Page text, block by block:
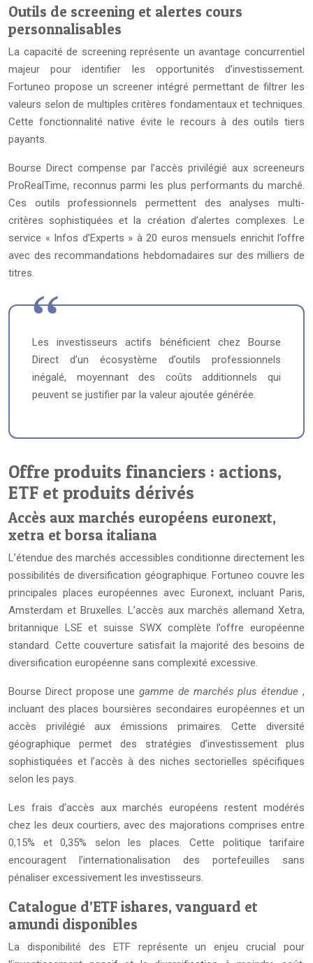
Outils de screening et alertes cours
personnalisables
La capacité de screening représente un avantage concurrentiel
majeur pour identifier les opportunités d’investissement.
Fortuneo propose un screener intégré permettant de filtrer les
valeurs selon de multiples critères fondamentaux et techniques.
Cette fonctionnalité native évite le recours à des outils tiers
payants.
Bourse Direct compense par l’accès privilégié aux screeneurs
ProRealTime, reconnus parmi les plus performants du marché.
Ces outils professionnels permettent des analyses multi-
critères sophistiquées et la création d’alertes complexes. Le
service « Infos d’Experts » à 20 euros mensuels enrichit l’offre
avec des recommandations hebdomadaires sur des milliers de
titres.
Les investisseurs actifs bénéficient chez Bourse
Direct d’un écosystème d’outils professionnels
inégalé, moyennant des coûts additionnels qui
peuvent se justifier par la valeur ajoutée générée.
Offre produits financiers : actions,
ETF et produits dérivés
Accès aux marchés européens euronext,
xetra et borsa italiana
L’étendue des marchés accessibles conditionne directement les
possibilités de diversification géographique. Fortuneo couvre les
principales places européennes avec Euronext, incluant Paris,
Amsterdam et Bruxelles. L’accès aux marchés allemand Xetra,
britannique LSE et suisse SWX complète l’offre européenne
standard. Cette couverture satisfait la majorité des besoins de
diversification européenne sans complexité excessive.
Bourse Direct propose unegamme de marchés plus étendue,
incluant des places boursières secondaires européennes et un
accès privilégié aux émissions primaires. Cette diversité
géographique permet des stratégies d’investissement plus
sophistiquées et l’accès à des niches sectorielles spécifiques
selon les pays.
Les frais d’accès aux marchés européens restent modérés
chez les deux courtiers, avec des majorations comprises entre
0,15% et 0,35% selon les places. Cette politique tarifaire
encouragent l’internationalisation des portefeuilles sans
pénaliser excessivement les investisseurs.
Catalogue d’ETF ishares, vanguard et
amundi disponibles
La disponibilité des ETF représente un enjeu crucial pour